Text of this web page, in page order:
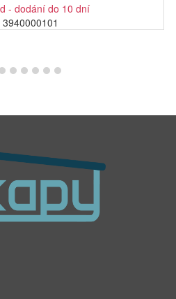
- dodání do 10 dní
3940000101